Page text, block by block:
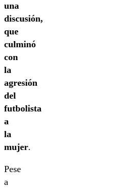
una
discusión,
que
culminó
con
la
agresión
del
futbolista
a
la
mujer.
Pese
a